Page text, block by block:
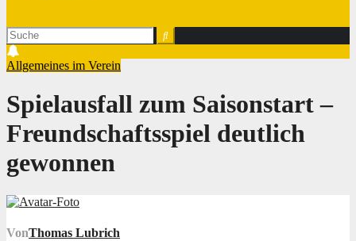
Allgemeines im Verein
Spielausfall zum Saisonstart –
Freundschaftsspiel deutlich
gewonnen
VonThomas Lubrich